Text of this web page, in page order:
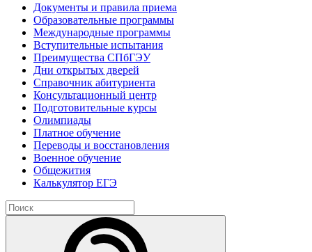
Документы и правила приема
Образовательные программы
Международные программы
Вступительные испытания
Преимущества СПбГЭУ
Дни открытых дверей
Справочник абитуриента
Консультационный центр
Подготовительные курсы
Олимпиады
Платное обучение
Переводы и восстановления
Военное обучение
Общежития
Калькулятор ЕГЭ